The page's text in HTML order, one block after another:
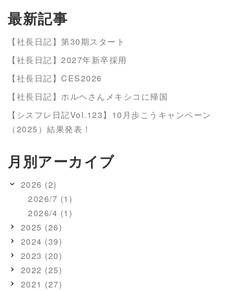
最新記事
【社長日記】第30期スタート
【社長日記】2027年新卒採用
【社長日記】CES2026
【社長日記】ホルヘさんメキシコに帰国
【シスフレ日記Vol.123】10月歩こうキャンペーン
（2025）結果発表！
月別アーカイブ
2026 (2)
2026/7 (1)
2026/4 (1)
2025 (26)
2024 (39)
2023 (20)
2022 (25)
2021 (27)